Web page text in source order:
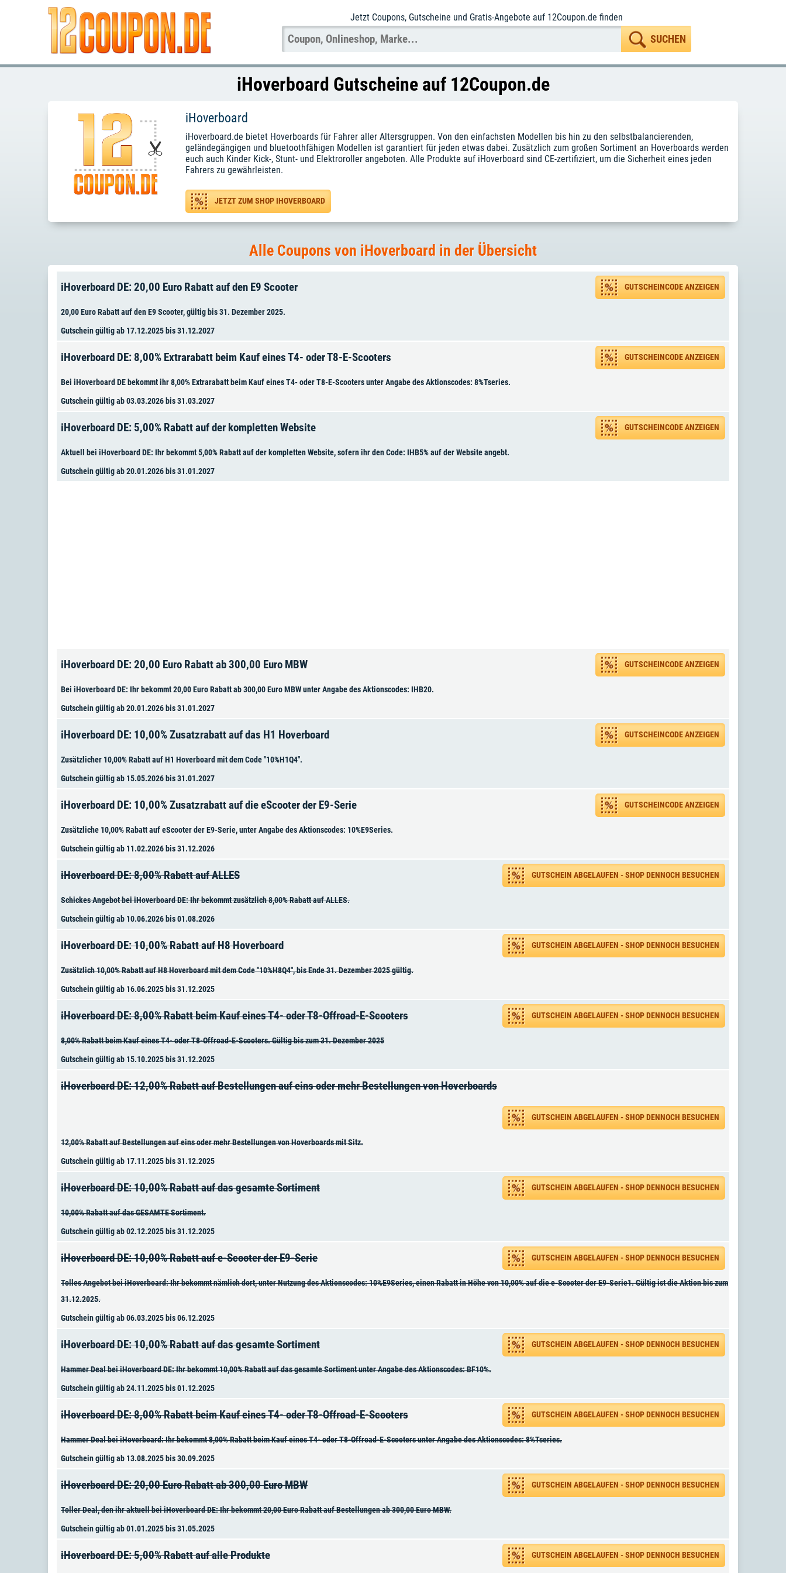
Jetzt Coupons, Gutscheine und Gratis-Angebote auf 12Coupon.de finden
iHoverboard Gutscheine auf 12Coupon.de
iHoverboard
iHoverboard.de bietet Hoverboards für Fahrer aller Altersgruppen. Von den einfachsten Modellen bis hin zu den selbstbalancierenden,
geländegängigen und bluetoothfähigen Modellen ist garantiert für jeden etwas dabei. Zusätzlich zum großen Sortiment an Hoverboards werden
euch auch Kinder Kick-, Stunt- und Elektroroller angeboten. Alle Produkte auf iHoverboard sind CE-zertifiziert, um die Sicherheit eines jeden
Fahrers zu gewährleisten.
JETZT ZUM SHOP IHOVERBOARD
Alle Coupons von iHoverboard in der Übersicht
iHoverboard DE: 20,00 Euro Rabatt auf den E9 Scooter GUTSCHEINCODE ANZEIGEN
20,00 Euro Rabatt auf den E9 Scooter, gültig bis 31. Dezember 2025.
Gutschein gültig ab 17.12.2025 bis 31.12.2027
iHoverboard DE: 8,00% Extrarabatt beim Kauf eines T4- oder T8-E-Scooters GUTSCHEINCODE ANZEIGEN
Bei iHoverboard DE bekommt ihr 8,00% Extrarabatt beim Kauf eines T4- oder T8-E-Scooters unter Angabe des Aktionscodes: 8%Tseries.
Gutschein gültig ab 03.03.2026 bis 31.03.2027
iHoverboard DE: 5,00% Rabatt auf der kompletten Website GUTSCHEINCODE ANZEIGEN
Aktuell bei iHoverboard DE: Ihr bekommt 5,00% Rabatt auf der kompletten Website, sofern ihr den Code: IHB5% auf der Website angebt.
Gutschein gültig ab 20.01.2026 bis 31.01.2027
iHoverboard DE: 20,00 Euro Rabatt ab 300,00 Euro MBW GUTSCHEINCODE ANZEIGEN
Bei iHoverboard DE: Ihr bekommt 20,00 Euro Rabatt ab 300,00 Euro MBW unter Angabe des Aktionscodes: IHB20.
Gutschein gültig ab 20.01.2026 bis 31.01.2027
iHoverboard DE: 10,00% Zusatzrabatt auf das H1 Hoverboard GUTSCHEINCODE ANZEIGEN
Zusätzlicher 10,00% Rabatt auf H1 Hoverboard mit dem Code "10%H1Q4".
Gutschein gültig ab 15.05.2026 bis 31.01.2027
iHoverboard DE: 10,00% Zusatzrabatt auf die eScooter der E9-Serie GUTSCHEINCODE ANZEIGEN
Zusätzliche 10,00% Rabatt auf eScooter der E9-Serie, unter Angabe des Aktionscodes: 10%E9Series.
Gutschein gültig ab 11.02.2026 bis 31.12.2026
iHoverboard DE: 8,00% Rabatt auf ALLES GUTSCHEIN ABGELAUFEN - SHOP DENNOCH BESUCHEN
Schickes Angebot bei iHoverboard DE: Ihr bekommt zusätzlich 8,00% Rabatt auf ALLES.
Gutschein gültig ab 10.06.2026 bis 01.08.2026
iHoverboard DE: 10,00% Rabatt auf H8 Hoverboard GUTSCHEIN ABGELAUFEN - SHOP DENNOCH BESUCHEN
Zusätzlich 10,00% Rabatt auf H8 Hoverboard mit dem Code "10%H8Q4", bis Ende 31. Dezember 2025 gültig.
Gutschein gültig ab 16.06.2025 bis 31.12.2025
iHoverboard DE: 8,00% Rabatt beim Kauf eines T4- oder T8-Offroad-E-Scooters GUTSCHEIN ABGELAUFEN - SHOP DENNOCH BESUCHEN
8,00% Rabatt beim Kauf eines T4- oder T8-Offroad-E-Scooters. Gültig bis zum 31. Dezember 2025
Gutschein gültig ab 15.10.2025 bis 31.12.2025
iHoverboard DE: 12,00% Rabatt auf Bestellungen auf eins oder mehr Bestellungen von Hoverboards
GUTSCHEIN ABGELAUFEN - SHOP DENNOCH BESUCHEN
12,00% Rabatt auf Bestellungen auf eins oder mehr Bestellungen von Hoverboards mit Sitz.
Gutschein gültig ab 17.11.2025 bis 31.12.2025
iHoverboard DE: 10,00% Rabatt auf das gesamte Sortiment GUTSCHEIN ABGELAUFEN - SHOP DENNOCH BESUCHEN
10,00% Rabatt auf das GESAMTE Sortiment.
Gutschein gültig ab 02.12.2025 bis 31.12.2025
iHoverboard DE: 10,00% Rabatt auf e-Scooter der E9-Serie GUTSCHEIN ABGELAUFEN - SHOP DENNOCH BESUCHEN
Tolles Angebot bei iHoverboard: Ihr bekommt nämlich dort, unter Nutzung des Aktionscodes: 10%E9Series, einen Rabatt in Höhe von 10,00% auf die e-Scooter der E9-Serie1. Gültig ist die Aktion bis zum
31.12.2025.
Gutschein gültig ab 06.03.2025 bis 06.12.2025
iHoverboard DE: 10,00% Rabatt auf das gesamte Sortiment GUTSCHEIN ABGELAUFEN - SHOP DENNOCH BESUCHEN
Hammer Deal bei iHoverboard DE: Ihr bekommt 10,00% Rabatt auf das gesamte Sortiment unter Angabe des Aktionscodes: BF10%.
Gutschein gültig ab 24.11.2025 bis 01.12.2025
iHoverboard DE: 8,00% Rabatt beim Kauf eines T4- oder T8-Offroad-E-Scooters GUTSCHEIN ABGELAUFEN - SHOP DENNOCH BESUCHEN
Hammer Deal bei iHoverboard: Ihr bekommt 8,00% Rabatt beim Kauf eines T4- oder T8-Offroad-E-Scooters unter Angabe des Aktionscodes: 8%Tseries.
Gutschein gültig ab 13.08.2025 bis 30.09.2025
iHoverboard DE: 20,00 Euro Rabatt ab 300,00 Euro MBW GUTSCHEIN ABGELAUFEN - SHOP DENNOCH BESUCHEN
Toller Deal, den ihr aktuell bei iHoverboard DE: Ihr bekommt 20,00 Euro Rabatt auf Bestellungen ab 300,00 Euro MBW.
Gutschein gültig ab 01.01.2025 bis 31.05.2025
iHoverboard DE: 5,00% Rabatt auf alle Produkte GUTSCHEIN ABGELAUFEN - SHOP DENNOCH BESUCHEN